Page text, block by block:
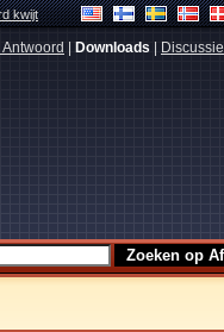
kwijt
Downloads Discussie